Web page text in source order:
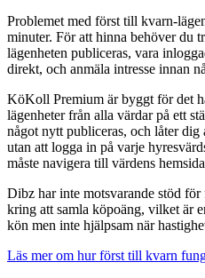
Problemet med först till kvarn-
minuter. För att hinna behöver du
lägenheten publiceras, vara
direkt, och anmäla intresse innan
KöKoll Premium är byggt för det
lägenheter från alla värdar på ett
något nytt publiceras, och låter dig
utan att logga in på varje
måste navigera till värdens
Dibz har inte motsvarande stöd
kring att samla köpoäng, vilket är
kön men inte hjälpsam när
Läs mer om hur först till kvarn